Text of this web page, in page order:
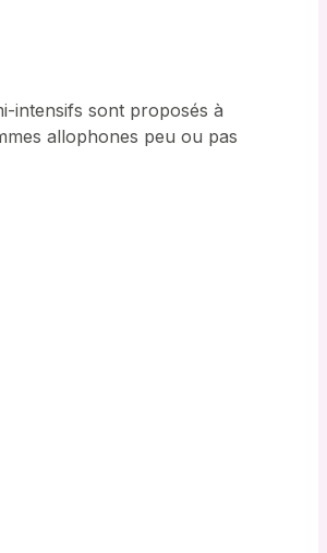
intensifs sont proposés à
allophones peu ou pas